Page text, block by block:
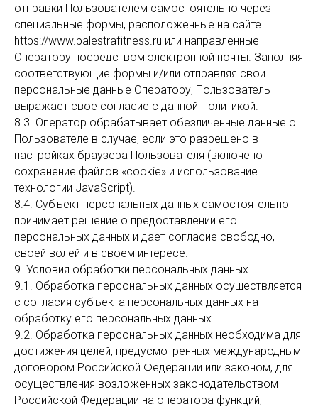
отправки Пользователем самостоятельно через
специальные формы, расположенные на сайте
https://www.palestrafitness.ru или направленные
Оператору посредством электронной почты. Заполняя
соответствующие формы и/или отправляя свои
персональные данные Оператору, Пользователь
выражает свое согласие с данной Политикой.
8.3. Оператор обрабатывает обезличенные данные о
Пользователе в случае, если это разрешено в
настройках браузера Пользователя (включено
сохранение файлов «cookie» и использование
технологии JavaScript).
8.4. Субъект персональных данных самостоятельно
принимает решение о предоставлении его
персональных данных и дает согласие свободно,
своей волей и в своем интересе.
9. Условия обработки персональных данных
9.1. Обработка персональных данных осуществляется
с согласия субъекта персональных данных на
обработку его персональных данных.
9.2. Обработка персональных данных необходима для
достижения целей, предусмотренных международным
договором Российской Федерации или законом, для
осуществления возложенных законодательством
Российской Федерации на оператора функций,